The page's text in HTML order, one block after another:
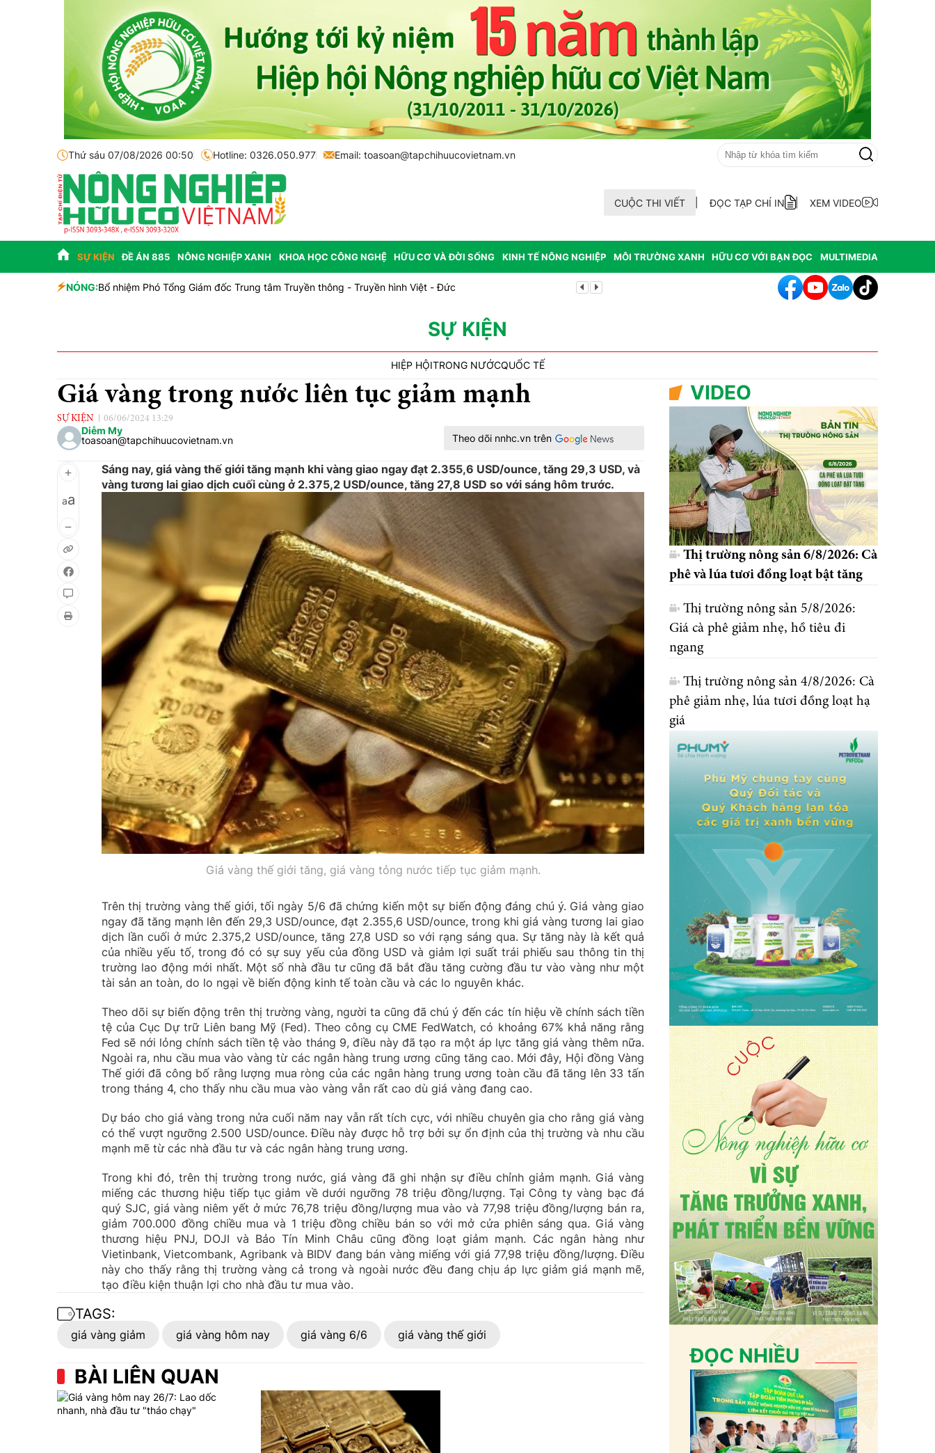
Thứ sáu 07/08/2026 00:50 Hotline: 0326.050.977 Email: toasoan@tapchihuucovietnam.vn
CUỘC THI VIẾT ĐỌC TẠP CHÍ IN XEM VIDEO
SỰ KIỆN ĐỀ ÁN 885 NÔNG NGHIỆP XANH KHOA HỌC CÔNG NGHỆ HỮU CƠ VÀ ĐỜI SỐNG KINH TẾ NÔNG NGHIỆP MÔI TRƯỜNG XANH HỮU CƠ VỚI BẠN ĐỌC MULTIMEDIA
NÓNG:Bổ nhiệm Phó Tổng Giám đốc Trung tâm Truyền thông - Truyền hình Việt - Đức Lễ hội Sầu riêng Đắk Lắk 2026 là đòn bẩy cho quảng bá thương hiệu và thu hút
SỰ KIỆN
HIỆP HỘITRONG NƯỚCQUỐC TẾ
Giá vàng trong nước liên tục giảm mạnh
SỰ KIỆN 06/06/2024 13:29
Diễm My
toasoan@tapchihuucovietnam.vn
Theo dõi nnhc.vn trên
aa
Sáng nay, giá vàng thế giới tăng mạnh khi vàng giao ngay đạt 2.355,6 USD/ounce, tăng 29,3 USD, và
vàng tương lai giao dịch cuối cùng ở 2.375,2 USD/ounce, tăng 27,8 USD so với sáng hôm trước.
Giá vàng thế giới tăng, giá vàng tỏng nước tiếp tục giảm mạnh.
Trên thị trường vàng thế giới, tối ngày 5/6 đã chứng kiến một sự biến động đáng chú ý. Giá vàng giao
ngay đã tăng mạnh lên đến 29,3 USD/ounce, đạt 2.355,6 USD/ounce, trong khi giá vàng tương lai giao
dịch lần cuối ở mức 2.375,2 USD/ounce, tăng 27,8 USD so với rạng sáng qua. Sự tăng này là kết quả
của nhiều yếu tố, trong đó có sự suy yếu của đồng USD và giảm lợi suất trái phiếu sau thông tin thị
trường lao động mới nhất. Một số nhà đầu tư cũng đã bắt đầu tăng cường đầu tư vào vàng như một
tài sản an toàn, do lo ngại về biến động kinh tế toàn cầu và các lo nguyên khác.
Theo dõi sự biến động trên thị trường vàng, người ta cũng đã chú ý đến các tín hiệu về chính sách tiền
tệ của Cục Dự trữ Liên bang Mỹ (Fed). Theo công cụ CME FedWatch, có khoảng 67% khả năng rằng
Fed sẽ nới lỏng chính sách tiền tệ vào tháng 9, điều này đã tạo ra một áp lực tăng giá vàng thêm nữa.
Ngoài ra, nhu cầu mua vào vàng từ các ngân hàng trung ương cũng tăng cao. Mới đây, Hội đồng Vàng
Thế giới đã công bố rằng lượng mua ròng của các ngân hàng trung ương toàn cầu đã tăng lên 33 tấn
trong tháng 4, cho thấy nhu cầu mua vào vàng vẫn rất cao dù giá vàng đang cao.
Dự báo cho giá vàng trong nửa cuối năm nay vẫn rất tích cực, với nhiều chuyên gia cho rằng giá vàng
có thể vượt ngưỡng 2.500 USD/ounce. Điều này được hỗ trợ bởi sự ổn định của thị trường và nhu cầu
mạnh mẽ từ các nhà đầu tư và các ngân hàng trung ương.
Trong khi đó, trên thị trường trong nước, giá vàng đã ghi nhận sự điều chỉnh giảm mạnh. Giá vàng
miếng các thương hiệu tiếp tục giảm về dưới ngưỡng 78 triệu đồng/lượng. Tại Công ty vàng bạc đá
quý SJC, giá vàng niêm yết ở mức 76,78 triệu đồng/lượng mua vào và 77,98 triệu đồng/lượng bán ra,
giảm 700.000 đồng chiều mua và 1 triệu đồng chiều bán so với mở cửa phiên sáng qua. Giá vàng
thương hiệu PNJ, DOJI và Bảo Tín Minh Châu cũng đồng loạt giảm mạnh. Các ngân hàng như
Vietinbank, Vietcombank, Agribank và BIDV đang bán vàng miếng với giá 77,98 triệu đồng/lượng. Điều
này cho thấy rằng thị trường vàng cả trong và ngoài nước đều đang chịu áp lực giảm giá mạnh mẽ,
tạo điều kiện thuận lợi cho nhà đầu tư mua vào.
TAGS:
giá vàng giảm giá vàng hôm nay giá vàng 6/6 giá vàng thế giới
BÀI LIÊN QUAN
VIDEO
Thị trường nông sản 6/8/2026: Cà
phê và lúa tươi đồng loạt bật tăng
Thị trường nông sản 5/8/2026:
Giá cà phê giảm nhẹ, hồ tiêu đi
ngang
Thị trường nông sản 4/8/2026: Cà
phê giảm nhẹ, lúa tươi đồng loạt hạ
giá
ĐỌC NHIỀU